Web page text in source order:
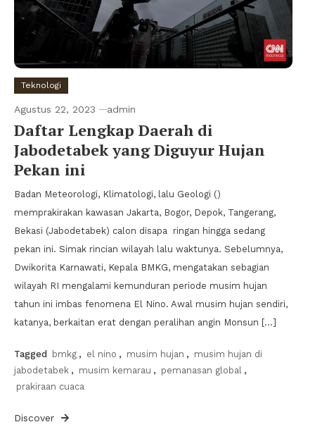
Teknologi
Agustus 22, 2023 admin
Daftar Lengkap Daerah di
Jabodetabek yang Diguyur Hujan
Pekan ini
Badan Meteorologi, Klimatologi, lalu Geologi ()
memprakirakan kawasan Jakarta, Bogor, Depok, Tangerang,
Bekasi (Jabodetabek) calon disapa ringan hingga sedang
pekan ini. Simak rincian wilayah lalu waktunya. Sebelumnya,
Dwikorita Karnawati, Kepala BMKG, mengatakan sebagian
wilayah RI mengalami kemunduran periode musim hujan
tahun ini imbas fenomena El Nino. Awal musim hujan sendiri,
katanya, berkaitan erat dengan peralihan angin Monsun […]
Tagged bmkg , el nino , musim hujan , musim hujan di
jabodetabek , musim kemarau , pemanasan global ,
prakiraan cuaca
Discover